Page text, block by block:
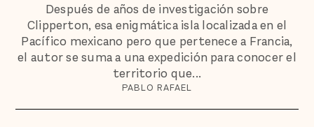
Después de años de investigación sobre
Clipperton, esa enigmática isla localizada en el
Pacífico mexicano pero que pertenece a Francia,
el autor se suma a una expedición para conocer el
territorio que...
PABLO RAFAEL